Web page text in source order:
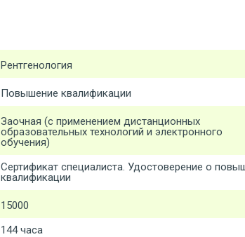
Рентгенология
Повышение квалификации
Заочная (с применением дистанционных
образовательных технологий и электронного
обучения)
Сертификат специалиста. Удостоверение о
квалификации
15000
144 часа